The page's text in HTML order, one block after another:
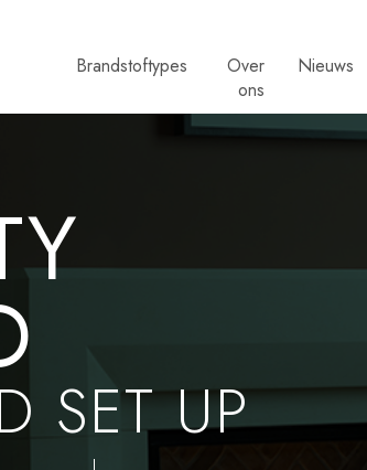
Brandstoftypes
Over
ons
Nieuws
SET UP